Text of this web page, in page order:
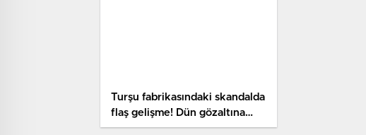
Turşu fabrikasındaki skandalda
flaş gelişme! Dün gözaltına
alınmıştı